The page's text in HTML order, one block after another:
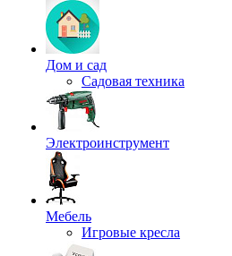
Дом и сад
Садовая техника
Электроинструмент
Мебель
Игровые кресла